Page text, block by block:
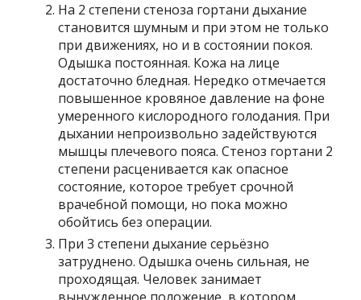
На 2 степени стеноза гортани дыхание
становится шумным и при этом не только
при движениях, но и в состоянии покоя.
Одышка постоянная. Кожа на лице
достаточно бледная. Нередко отмечается
повышенное кровяное давление на фоне
умеренного кислородного голодания. При
дыхании непроизвольно задействуются
мышцы плечевого пояса. Стеноз гортани 2
степени расценивается как опасное
состояние, которое требует срочной
врачебной помощи, но пока можно
обойтись без операции.
При 3 степени дыхание серьёзно
затруднено. Одышка очень сильная, не
проходящая. Человек занимает